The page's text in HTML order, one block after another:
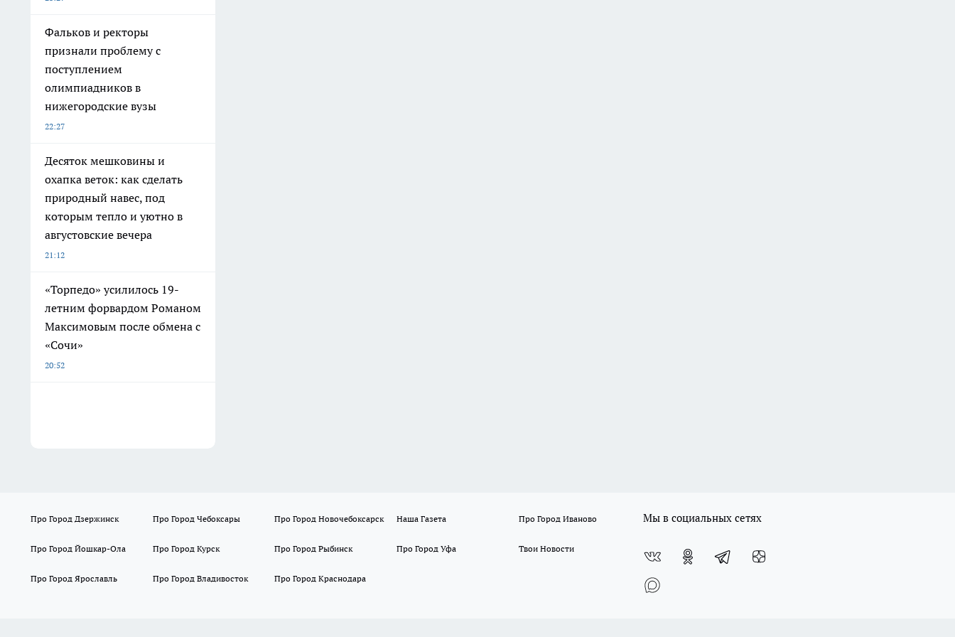
Фальков и ректоры
признали проблему с
поступлением
олимпиадников в
нижегородские вузы
22:27
Десяток мешковины и
охапка веток: как сделать
природный навес, под
которым тепло и уютно в
августовские вечера
21:12
«Торпедо» усилилось 19-
летним форвардом Романом
Максимовым после обмена с
«Сочи»
20:52
Про Город Дзержинск Про Город Чебоксары Про Город Новочебоксарск Наша Газета Про Город Иваново
Про Город Йошкар-Ола Про Город Курск Про Город Рыбинск Про Город Уфа Твои Новости
Про Город Ярославль Про Город Владивосток Про Город Краснодара
Мы в социальных сетях